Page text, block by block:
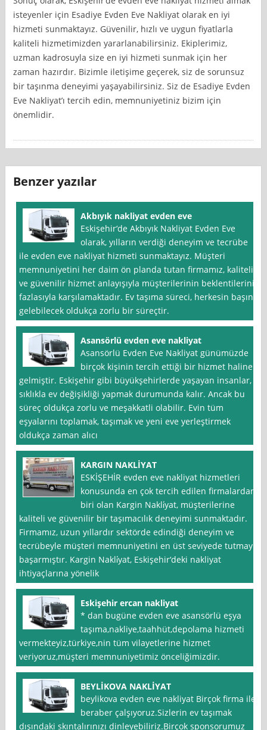
isteyenler için Esadiye Evden Eve Nakliyat olarak en iyi
hizmeti sunmaktayız. Güvenilir, hızlı ve uygun fiyatlarla
kaliteli hizmetimizden yararlanabilirsiniz. Ekiplerimiz,
uzman kadrosuyla size en iyi hizmeti sunmak için her
zaman hazırdır. Bizimle iletişime geçerek, siz de sorunsuz
bir taşınma deneyimi yaşayabilirsiniz. Siz de Esadiye Evden
Eve Nakliyat’ı tercih edin, memnuniyetiniz bizim için
önemlidir.
Benzer yazılar
Akbıyık nakliyat evden eve
Eskişehir‘de Akbıyık Nakliyat Evden Eve
olarak, yılların verdiği deneyim ve tecrübe
ile evden eve nakliyat hizmeti sunmaktayız. Müşteri
memnuniyetini her daim ön planda tutan firmamız, kaliteli
ve güvenilir hizmet anlayışıyla müşterilerinin beklentilerini
fazlasıyla karşılamaktadır. Ev taşıma süreci, herkesin başına
gelebilecek oldukça zorlu bir süreçtir.
Asansörlü evden eve nakliyat
Asansörlü Evden Eve Nakliyat günümüzde
birçok kişinin tercih ettiği bir hizmet haline
gelmiştir. Eskişehir gibi büyükşehirlerde yaşayan insanlar,
sıklıkla ev değişikliği yapmak durumunda kalır. Ancak bu
süreç oldukça zorlu ve meşakkatli olabilir. Evin tüm
eşyalarını toplamak, taşımak ve yeni eve yerleştirmek
oldukça zaman alıcı
KARGIN NAKLİYAT
ESKİŞEHİR evden eve nakliyat hizmetleri
konusunda en çok tercih edilen firmalardan
biri olan Kargin Nakli̇yat, müşterilerine
kaliteli ve güvenilir bir taşımacılık deneyimi sunmaktadır.
Firmamız, uzun yıllardır sektörde edindiği deneyim ve
tecrübeyle müşteri memnuniyetini en üst seviyede tutmayı
başarmıştır. Kargin Nakli̇yat, Eskişehir‘deki nakliyat
ihtiyaçlarına yönelik
Eskişehir ercan nakliyat
* dan bugüne evden eve asansörlü eşya
taşıma,nakliye,taahhüt,depolama hizmeti
vermekteyiz,türkiye,nin tüm vilayetlerine hizmet
veriyoruz,müşteri memnuniyetimiz önceliğimizdir.
BEYLİKOVA NAKLİYAT
beylikova evden eve nakliyat Birçok firma ile
beraber çalşıyoruz.Sizlerin ev taşımak
dışındaki skıntalırınızı dinleyebiliriz.Birçok sponsorumuz